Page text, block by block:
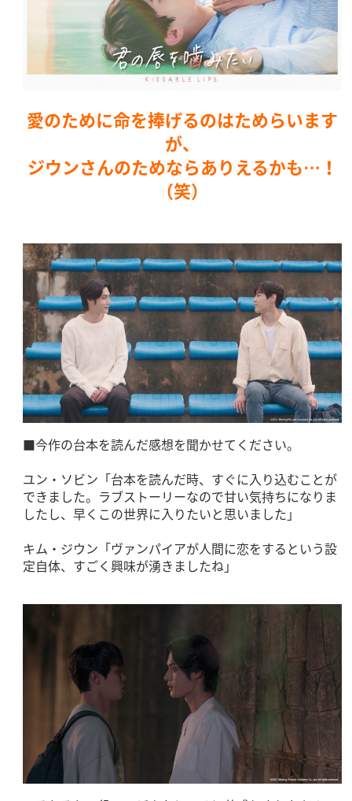
愛のために命を捧げるのはためらいます
が、
ジウンさんのためならありえるかも…！
（笑）
■今作の台本を読んだ感想を聞かせてください。
ユン・ソビン「台本を読んだ時、すぐに入り込むことが
できました。ラブストーリーなので甘い気持ちになりま
したし、早くこの世界に入りたいと思いました」
キム・ジウン「ヴァンパイアが人間に恋をするという設
定自体、すごく興味が湧きましたね」